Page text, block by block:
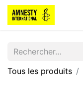
Tous les produits